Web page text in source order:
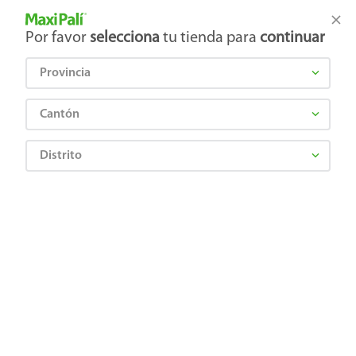
Tienda Maxi Palí
Por favor selecciona tu tienda para continuar
Provincia
Cantón
Distrito